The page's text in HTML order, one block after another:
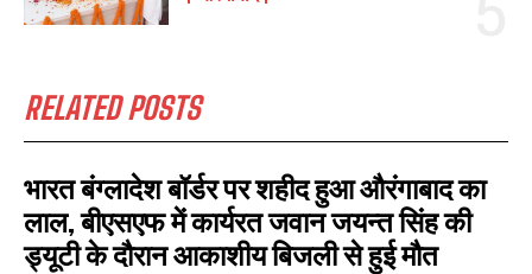
RELATED POSTS
भारत बंग्लादेश बॉर्डर पर शहीद हुआ औरंगाबाद का
लाल, बीएसएफ में कार्यरत जवान जयन्त सिंह की
ड्यूटी के दौरान आकाशीय बिजली से हुई मौत